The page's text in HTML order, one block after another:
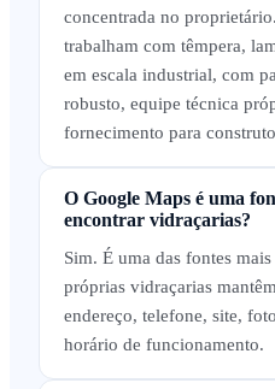
concentrada no
trabalham com têmpera,
em escala industrial, com
robusto, equipe técnica
fornecimento para
O Google Maps é uma
encontrar vidraçarias?
Sim. É uma das fontes
próprias vidraçarias
endereço, telefone, site,
horário de funcionamento.